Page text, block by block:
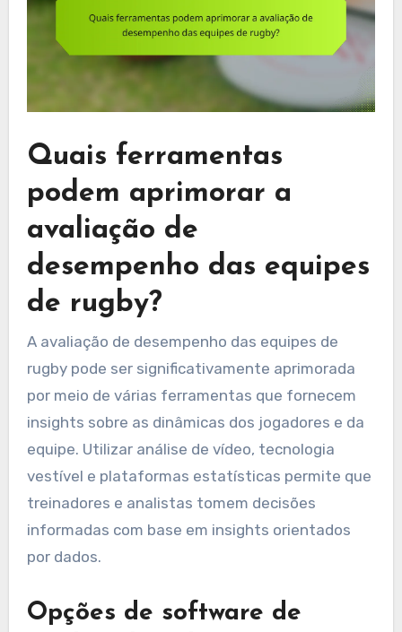
Quais ferramentas
podem aprimorar a
avaliação de
desempenho das equipes
de rugby?
A avaliação de desempenho das equipes de
rugby pode ser significativamente aprimorada
por meio de várias ferramentas que fornecem
insights sobre as dinâmicas dos jogadores e da
equipe. Utilizar análise de vídeo, tecnologia
vestível e plataformas estatísticas permite que
treinadores e analistas tomem decisões
informadas com base em insights orientados
por dados.
Opções de software de